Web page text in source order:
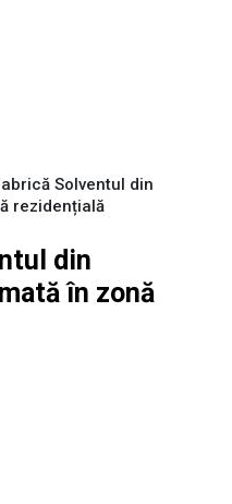
Solventul din
rezidențială
din
în zonă